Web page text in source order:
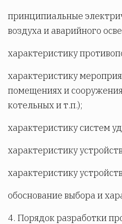
принципиальные
воздуха и аварийного
характеристику
характеристику
помещениях и
котельных и т.п.);
характеристику систем
характеристику
характеристику
обоснование выбора и
4. Порядок разработки